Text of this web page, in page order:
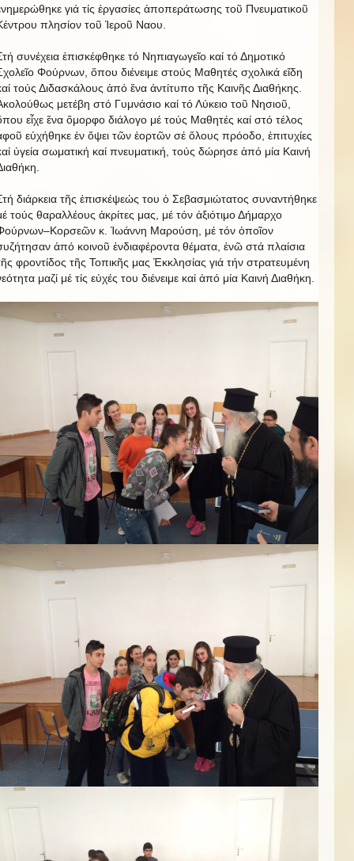
γιά τίς ἐργασίες ἀποπεράτωσης τοῦ Πνευματικοῦ
πλησίον τοῦ Ἱεροῦ Ναου.
συνέχεια ἐπισκέφθηκε τό Νηπιαγωγεῖο καί τό Δημοτικό
Φούρνων, ὅπου διένειμε στούς Μαθητές σχολικά εἴδη
τούς Διδασκάλους ἀπό ἕνα ἀντίτυπο τῆς Καινῆς Διαθήκης.
μετέβη στό Γυμνάσιο καί τό Λύκειο τοῦ Νησιοῦ,
εἶχε ἕνα ὄμορφο διάλογο μέ τούς Μαθητές καί στό τέλος
εὐχήθηκε ἐν ὄψει τῶν ἑορτῶν σέ ὅλους πρόοδο, ἐπιτυχίες
ὑγεία σωματική καί πνευματική, τούς δώρησε ἀπό μία Καινή
διάρκεια τῆς ἐπισκέψεώς του ὁ Σεβασμιώτατος συναντήθηκε
τούς θαραλλέους ἀκρίτες μας, μέ τόν ἀξιότιμο Δήμαρχο
κ. Ἰωάννη Μαρούση, μέ τόν ὁποῖον
ἀπό κοινοῦ ἐνδιαφέροντα θέματα, ἐνῶ στά πλαίσια
φροντίδος τῆς Τοπικῆς μας Ἐκκλησίας γιά τήν στρατευμένη
μαζί μέ τίς εὐχές του διένειμε καί ἀπό μία Καινή Διαθήκη.